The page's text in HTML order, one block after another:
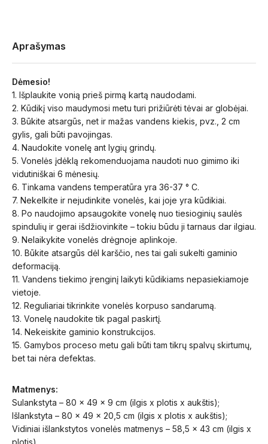
Aprašymas
Dėmesio!
1. Išplaukite vonią prieš pirmą kartą naudodami.
2. Kūdikį viso maudymosi metu turi prižiūrėti tėvai ar globėjai.
3. Būkite atsargūs, net ir mažas vandens kiekis, pvz., 2 cm
gylis, gali būti pavojingas.
4. Naudokite vonelę ant lygių grindų.
5. Vonelės įdėklą rekomenduojama naudoti nuo gimimo iki
vidutiniškai 6 mėnesių.
6. Tinkama vandens temperatūra yra 36-37 ° C.
7. Nekelkite ir nejudinkite vonelės, kai joje yra kūdikiai.
8. Po naudojimo apsaugokite vonelę nuo tiesioginių saulės
spindulių ir gerai išdžiovinkite – tokiu būdu ji tarnaus dar ilgiau.
9. Nelaikykite vonelės drėgnoje aplinkoje.
10. Būkite atsargūs dėl karščio, nes tai gali sukelti gaminio
deformaciją.
11. Vandens tiekimo įrenginį laikyti kūdikiams nepasiekiamoje
vietoje.
12. Reguliariai tikrinkite vonelės korpuso sandarumą.
13. Vonelę naudokite tik pagal paskirtį.
14. Nekeiskite gaminio konstrukcijos.
15. Gamybos proceso metu gali būti tam tikrų spalvų skirtumų,
bet tai nėra defektas.
Matmenys:
Sulankstyta – 80 x 49 x 9 cm (ilgis x plotis x aukštis);
Išlankstyta – 80 x 49 x 20,5 cm (ilgis x plotis x aukštis);
Vidiniai išlankstytos vonelės matmenys – 58,5 x 43 cm (ilgis x
plotis).